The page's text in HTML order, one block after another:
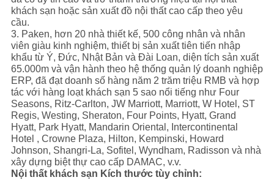
khách sạn hoặc sản xuất đồ nội thất cao cấp theo yêu
cầu.
3. Paken, hơn 20 nhà thiết kế, 500 công nhân và nhân
viên giàu kinh nghiệm, thiết bị sản xuất tiên tiến nhập
khẩu từ Ý, Đức, Nhật Bản và Đài Loan, diện tích sản xuất
65.000m và vận hành theo hệ thống quản lý doanh nghiệp
ERP, đã đạt doanh số hàng năm 2 trăm triệu RMB và hợp
tác với hàng loạt khách sạn 5 sao nổi tiếng như Four
Seasons, Ritz-Carlton, JW Marriott, Marriott, W Hotel, ST
Regis, Westing, Sheraton, Four Points, Hyatt, Grand
Hyatt, Park Hyatt, Mandarin Oriental, Intercontinental
Hotel , Crowne Plaza, Hilton, Kempinski, Howard
Johnson, Shangri-La, Sofitel, Wyndham, Radisson và nhà
xây dựng biệt thự cao cấp DAMAC, v.v.
Nội thất khách sạn Kích thước tùy chỉnh: